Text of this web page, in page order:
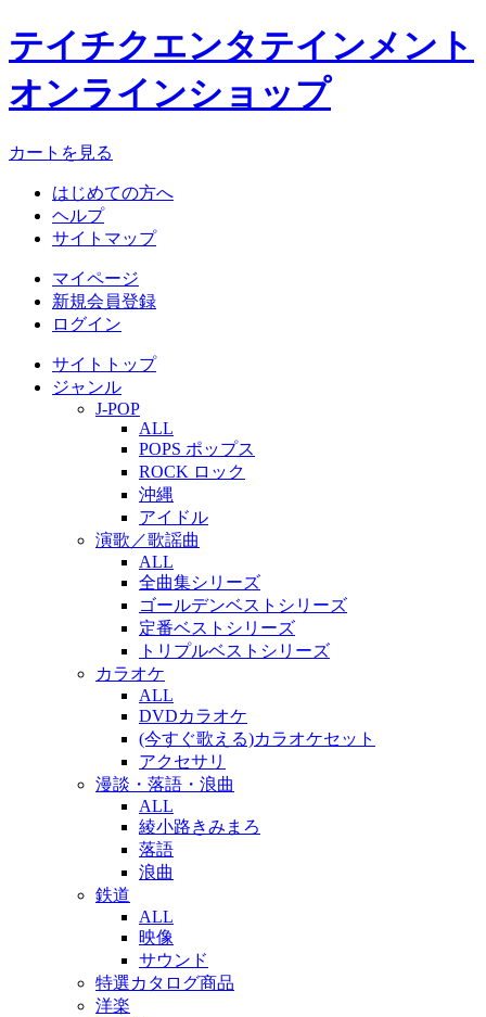
テイチクエンタテインメント
オンラインショップ
カートを見る
はじめての方へ
ヘルプ
サイトマップ
マイページ
新規会員登録
ログイン
サイトトップ
ジャンル
J-POP
ALL
POPS ポップス
ROCK ロック
沖縄
アイドル
演歌／歌謡曲
ALL
全曲集シリーズ
ゴールデンベストシリーズ
定番ベストシリーズ
トリプルベストシリーズ
カラオケ
ALL
DVDカラオケ
(今すぐ歌える)カラオケセット
アクセサリ
漫談・落語・浪曲
ALL
綾小路きみまろ
落語
浪曲
鉄道
ALL
映像
サウンド
特選カタログ商品
洋楽